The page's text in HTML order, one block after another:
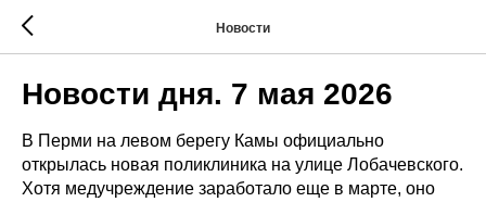
Новости
Новости дня. 7 мая 2026
В Перми на левом берегу Камы официально
открылась новая поликлиника на улице Лобачевского.
Хотя медучреждение заработало еще в марте, оно